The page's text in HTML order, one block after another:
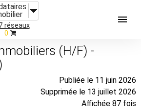
réseaux
0
(H/F) -
Publiée le 11 juin 2026
Supprimée le 13 juillet 2026
Affichée 87 fois